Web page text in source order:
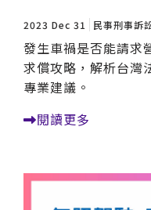
2023 Dec 31 民事刑事訴
發生車禍是否能請求
求償攻略，解析台灣
專業建議。
閱讀更多